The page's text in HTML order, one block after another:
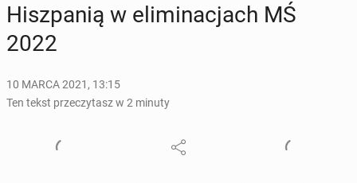
Hisz­pa­nią w eli­mi­na­cjach MŚ
2022
10 MARCA 2021, 13:15
Ten tekst przeczytasz w 2 minuty